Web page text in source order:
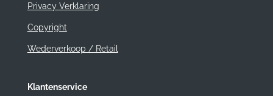
Privacy Verklaring
Copyright
Wederverkoop / Retail
Klantenservice